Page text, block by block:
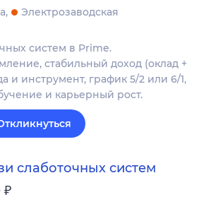
Электрозаводская
систем в Prime.
стабильный доход (оклад +
и инструмент, график 5/2 или 6/1,
и карьерный рост.
слаботочных систем
₽